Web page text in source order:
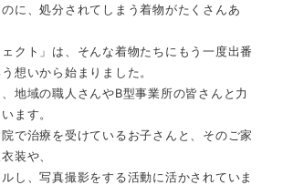
に、処分されてしまう着物がたくさんあ
ェクト」は、そんな着物たちにもう一度出番
想いから始まりました。
地域の職人さんやB型事業所の皆さんと力
ます。
で治療を受けているお子さんと、そのご家
装や、
し、写真撮影をする活動に活かされていま